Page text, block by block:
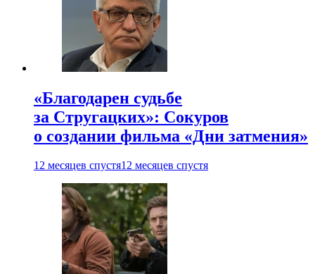
«Благодарен судьбе
за Стругацких»: Сокуров
о создании фильма «Дни затмения»
12 месяцев спустя12 месяцев спустя